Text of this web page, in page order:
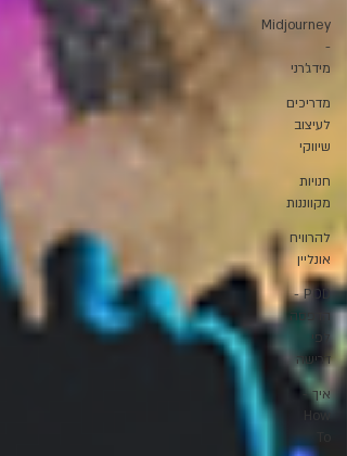
Midjourney
-
מידג'רני
מדריכים
לעיצוב
שיווקי
חנויות
מקווננות
להרוויח
אונליין
POD -
הדפסה
לפי
דרישה
איך -
How